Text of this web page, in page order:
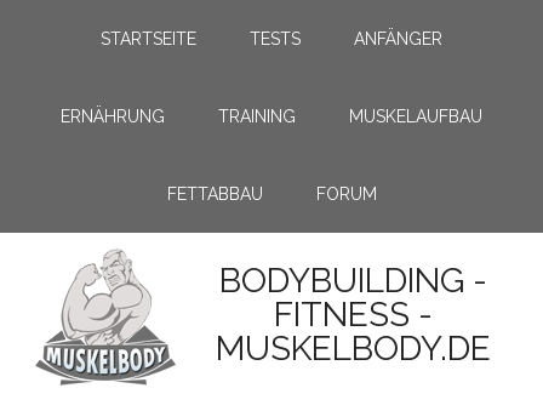
STARTSEITE TESTS ANFÄNGER
ERNÄHRUNG TRAINING MUSKELAUFBAU
FETTABBAU FORUM
BODYBUILDING -
FITNESS -
MUSKELBODY.DE